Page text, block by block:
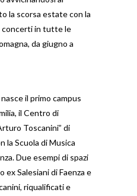
la scorsa estate con la
concerti in tutte le
da giugno a
il primo campus
il Centro di
Toscanini” di
la Scuola di Musica
Due esempi di spazi
Salesiani di Faenza e
riqualificati e